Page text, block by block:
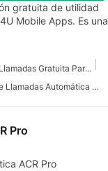
gratuita de utilidad
Mobile Apps. Es una
Grabadora De Llamadas Gratuita Para Android
Grabadora De Llamadas Automática Para Android
Pro
ACR Pro